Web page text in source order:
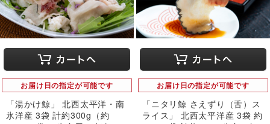
お届け日の指定が可能です
「湯かけ鯨」 北西太平洋・南
氷洋産 3袋 計約300g（約
お届け日の指定が可能です
「ニタリ鯨 さえずり（舌）ス
ライス」 北西太平洋産 3袋 約